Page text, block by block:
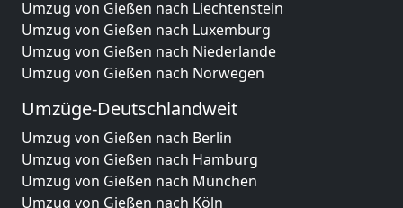
Umzug von Gießen nach Liechtenstein
Umzug von Gießen nach Luxemburg
Umzug von Gießen nach Niederlande
Umzug von Gießen nach Norwegen
Umzüge-Deutschlandweit
Umzug von Gießen nach Berlin
Umzug von Gießen nach Hamburg
Umzug von Gießen nach München
Umzug von Gießen nach Köln